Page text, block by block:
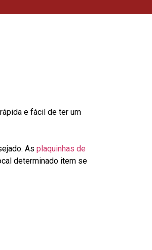
e fácil de ter um
As plaquinhas de
determinado item se